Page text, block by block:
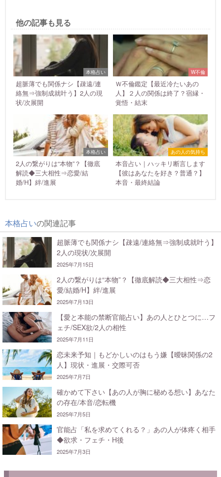
他の記事も見る
本格占い
超脈薄でも関係ナシ【疎遠/連
絡無⇒強制成就叶う】2人の現
状/次展開
W不倫
Ｗ不倫鑑定【最近冷たいあの
人】２人の関係は終了？宿縁・
覚悟・結末
本格占い
2人の繋がりは“本物”？【徹底
解読◆三大相性⇒恋愛/結
婚/H】絆/進展
あの人の気持ち
本音占い｜ハッキリ断言します
【彼はあなたを好き？普通？】
本音・最終結論
本格占いの関連記事
超脈薄でも関係ナシ【疎遠/連絡無⇒強制成就叶う】
2人の現状/次展開
2025年7月15日
2人の繋がりは“本物”？【徹底解読◆三大相性⇒恋
愛/結婚/H】絆/進展
2025年7月13日
【愛と本能の禁断官能占い】あの人とひとつに…フ
ェチ/SEX欲/2人の相性
2025年7月11日
恋未来予知｜もどかしいのはもう嫌【曖昧関係の2
人】現状・進展・交際可否
2025年7月7日
確かめて下さい【あの人が胸に秘める想い】あなた
の存在/本音/恋転機
2025年7月5日
官能占「私を求めてくれる？」あの人が体疼く相手
◆欲求・フェチ・H後
2025年7月3日